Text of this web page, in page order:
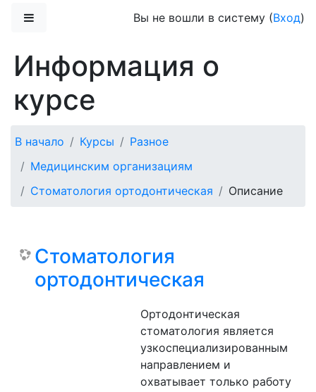
Вы не вошли в систему (Вход)
Информация о
курсе
В начало Курсы
Разное
Медицинским организациям
Стоматология ортодонтическая
Описание
Стоматология
ортодонтическая
Ортодонтическая
стоматология является
узкоспециализированным
направлением и
охватывает только работу